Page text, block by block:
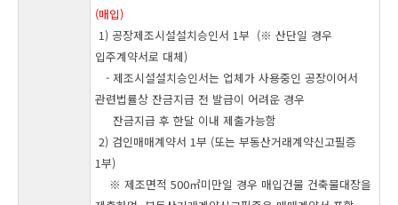
(매입)
1) 공장제조시설설치승인서 1부 (※산단일 경우
입주계약서로 대체)
- 제조시설설치승인서는 업체가 사용중인 공장이어서
관련법률상 잔금지급 전 발급이 어려운 경우
잔금지급 후 한달 이내 제출가능함
2) 검인매매계약서 1부 (또는 부동산거래계약신고필증
1부)
※ 제조면적 500㎡미만일 경우 매입건물 건축물대장을